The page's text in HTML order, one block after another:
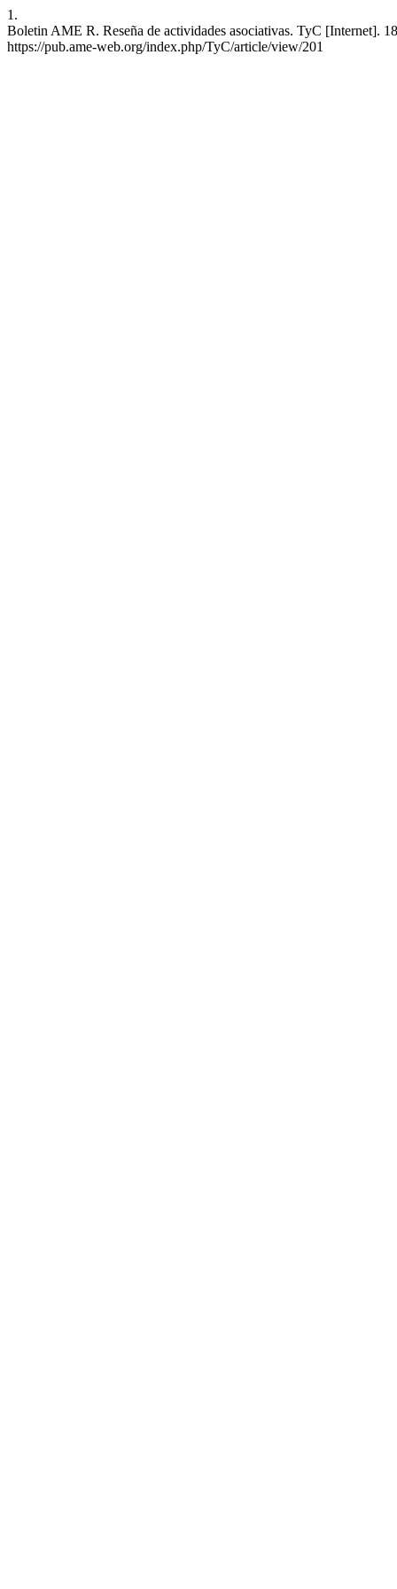
1.
Boletin AME R. Reseña de actividades asociativas. TyC [Internet].
https://pub.ame-web.org/index.php/TyC/article/view/201